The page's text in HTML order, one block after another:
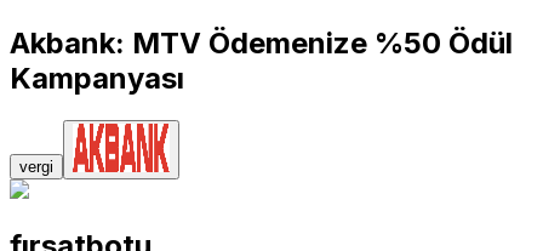
Akbank: MTV Ödemenize %50 Ödül
Kampanyası
vergi